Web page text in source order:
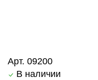
Арт. 09200
В наличии